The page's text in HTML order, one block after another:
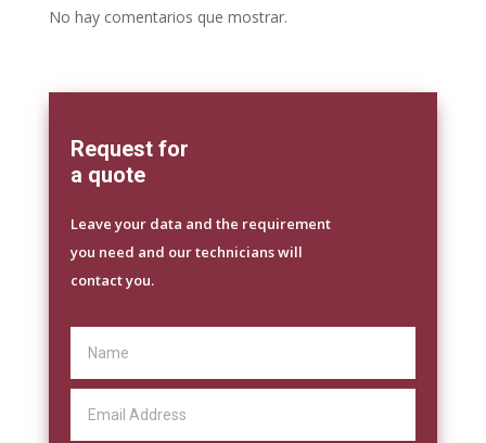
No hay comentarios que mostrar.
Request for
a quote
Leave your data and the requirement
you need and our technicians will
contact you.